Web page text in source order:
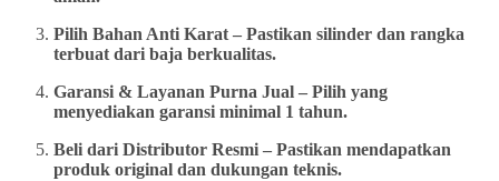
Pilih Bahan Anti Karat – Pastikan silinder dan rangka
terbuat dari baja berkualitas.
Garansi & Layanan Purna Jual – Pilih yang
menyediakan garansi minimal 1 tahun.
Beli dari Distributor Resmi – Pastikan mendapatkan
produk original dan dukungan teknis.